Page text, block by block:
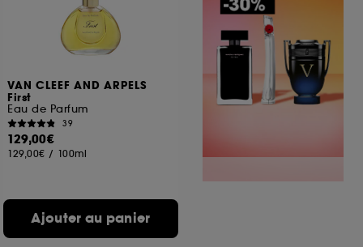
VAN CLEEF AND ARPELS
First
Eau de Parfum
39
129,00€
129,00€ / 100ml
Ajouter au panier